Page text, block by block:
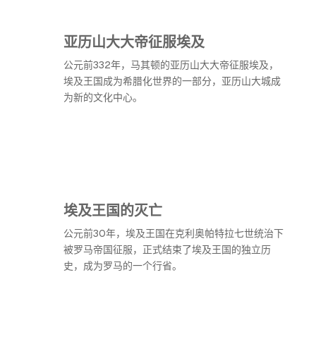
亚历山大大帝征服埃及
公元前332年，马其顿的亚历山大大帝征服埃及，
埃及王国成为希腊化世界的一部分，亚历山大城成
为新的文化中心。
埃及王国的灭亡
公元前30年，埃及王国在克利奥帕特拉七世统治下
被罗马帝国征服，正式结束了埃及王国的独立历
史，成为罗马的一个行省。